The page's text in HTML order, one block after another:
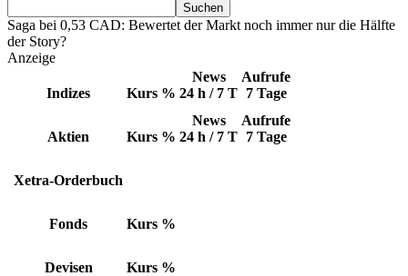
Saga bei 0,53 CAD: Bewertet der Markt noch immer nur die Hälfte
der Story?
Anzeige
Indizes Kurs %
News
24 h / 7 T
Aufrufe
7 Tage
Aktien Kurs %
News
24 h / 7 T
Aufrufe
7 Tage
Xetra-Orderbuch
Fonds Kurs %
Devisen Kurs %